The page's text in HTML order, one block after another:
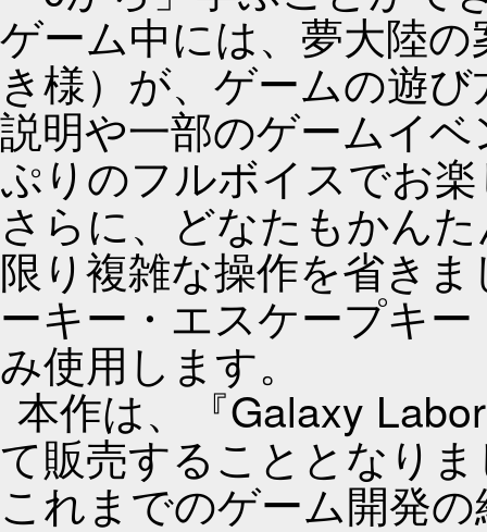
ゲーム中には、夢大陸
き様）が、ゲームの遊
説明や一部のゲームイ
ぷりのフルボイスでお
さらに、どなたもかん
限り複雑な操作を省き
ーキー・エスケープキ
み使用します。
本作は、『Galaxy
て販売することとなり
これまでのゲーム開発